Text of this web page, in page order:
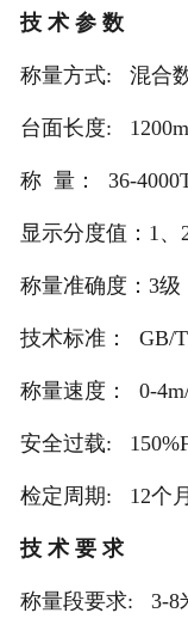
技 术 参 数
称量方式: 混合
台面长度:
称 量： 36-
显示分度值：1、
称量准确度：3级
技术标准： GB/T
称量速度： 0-
安全过载:
检定周期: 12个月
技 术 要 求
称量段要求: 3-8